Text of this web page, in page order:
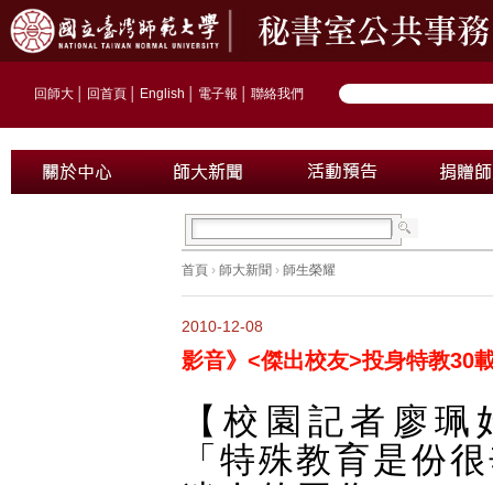
回師大 回首頁 English 電子報 聯絡我們
首頁 › 師大新聞 › 師生榮耀
2010-12-08
影音》<傑出校友>投身特教30
【校園記者廖珮
「特殊教育是份